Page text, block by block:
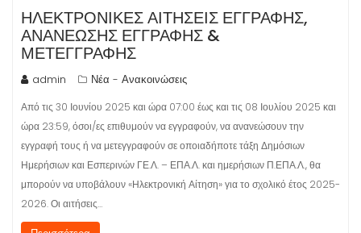
ΗΛΕΚΤΡΟΝΙΚΕΣ ΑΙΤΗΣΕΙΣ ΕΓΓΡΑΦΗΣ,
ΑΝΑΝΕΩΣΗΣ ΕΓΓΡΑΦΗΣ &
ΜΕΤΕΓΓΡΑΦΗΣ
admin Νέα - Ανακοινώσεις
Από τις 30 Ιουνίου 2025 και ώρα 07:00 έως και τις 08 Ιουλίου 2025 και
ώρα 23:59, όσοι/ες επιθυμούν να εγγραφούν, να ανανεώσουν την
εγγραφή τους ή να μετεγγραφούν σε οποιαδήποτε τάξη Δημόσιων
Ημερήσιων και Εσπερινών ΓΕ.Λ. – ΕΠΑ.Λ. και ημερήσιων Π.ΕΠΑ.Λ., θα
μπορούν να υποβάλουν «Ηλεκτρονική Αίτηση» για το σχολικό έτος 2025-
2026. Οι αιτήσεις…